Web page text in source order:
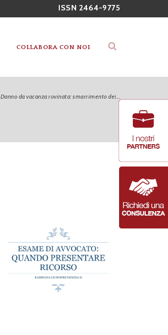
ISSN 2464-9775
COLLABORA CON NOI
Danno da vacanza rovinata: smarrimento dei...